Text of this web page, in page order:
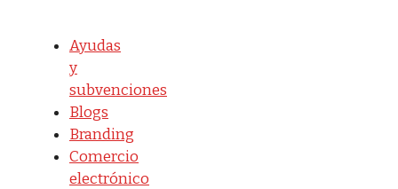
Ayudas
y
subvenciones
Blogs
Branding
Comercio
electrónico